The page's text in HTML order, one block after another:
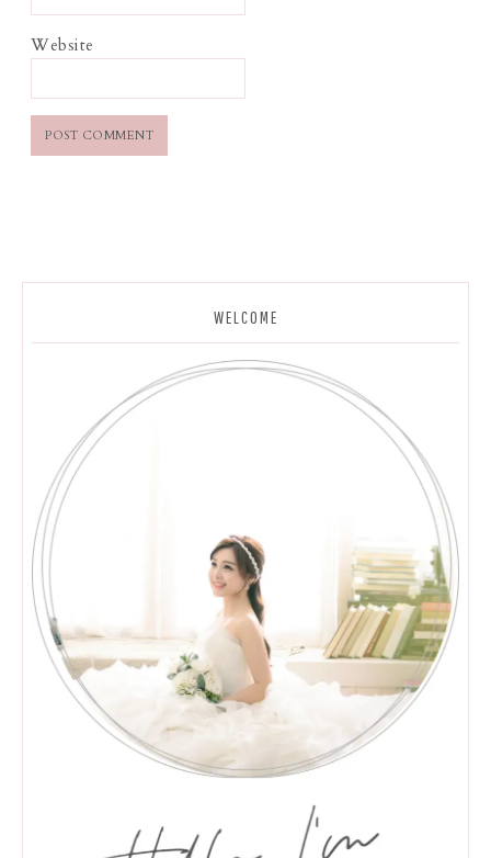
Website
WELCOME